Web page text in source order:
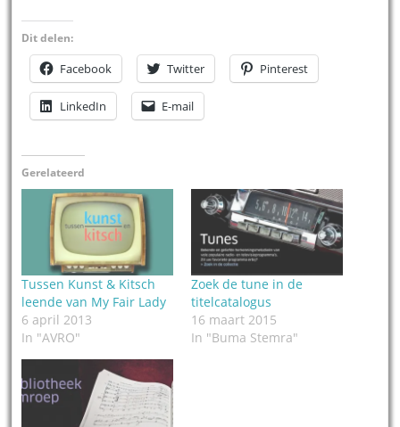
Dit delen:
Facebook Twitter Pinterest
LinkedIn E-mail
Gerelateerd
Tussen Kunst & Kitsch
leende van My Fair Lady
6 april 2013
In "AVRO"
Zoek de tune in de
titelcatalogus
16 maart 2015
In "Buma Stemra"